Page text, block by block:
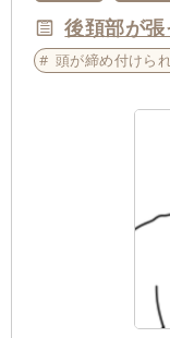
後頚部が
頭が締め付けら